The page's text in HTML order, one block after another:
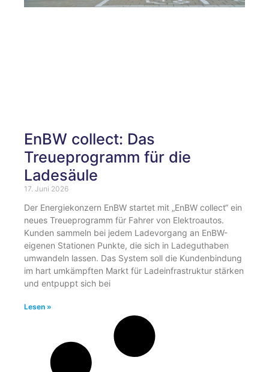
EnBW collect: Das
Treueprogramm für die
Ladesäule
17. Juni 2026
Der Energiekonzern EnBW startet mit „EnBW collect“ ein
neues Treueprogramm für Fahrer von Elektroautos.
Kunden sammeln bei jedem Ladevorgang an EnBW-
eigenen Stationen Punkte, die sich in Ladeguthaben
umwandeln lassen. Das System soll die Kundenbindung
im hart umkämpften Markt für Ladeinfrastruktur stärken
und entpuppt sich bei
Lesen »